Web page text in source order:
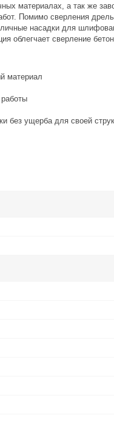
материалах, а так же
Помимо сверления
насадки для
сверление
материал
без ущерба для своей